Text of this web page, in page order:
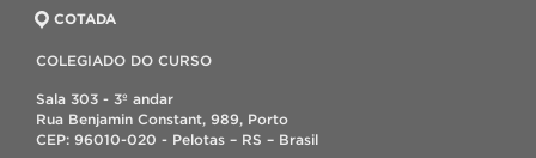
COTADA
COLEGIADO DO CURSO
Sala 303 - 3º andar
Rua Benjamin Constant, 989, Porto
CEP: 96010-020 - Pelotas – RS – Brasil